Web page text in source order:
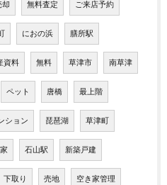
却 無料査定 ご来店予約
におの浜 膳所駅
資料 無料 草津市 南草津
ペット 唐橋 最上階
ション 琵琶湖 草津町
石山駅 新築戸建
下取り 売地 空き家管理